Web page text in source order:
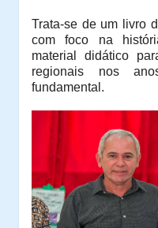
Trata-se de um livro
com foco na
material didático
regionais nos
fundamental.